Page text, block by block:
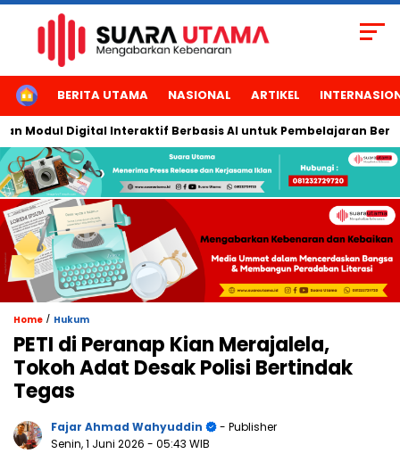
HOMEBERITA UTAMA NASIONAL ARTIKEL
Digital Interaktif Berbasis AI untuk Pembelajaran Berbicara
Home / Hukum
PETI di Peranap Kian Merajalela,
Tokoh Adat Desak Polisi Bertindak
Tegas
Fajar Ahmad Wahyuddin
- Publisher
Senin, 1 Juni 2026 - 05:43 WIB